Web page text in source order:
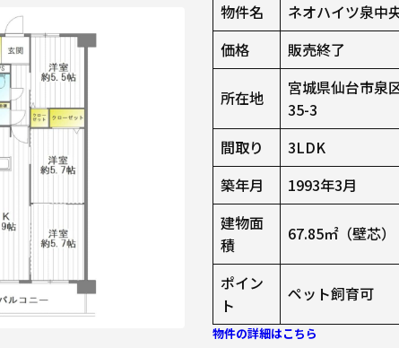
物件名
ネオハイツ泉中
価格
販売終了
所在地
宮城県仙台市泉
35-3
間取り
3LDK
築年月
1993年3月
建物面
積
67.85㎡（壁芯）
ポイン
ト
ペット飼育可
物件の詳細はこちら